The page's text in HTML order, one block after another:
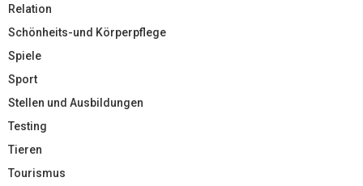
Relation
Schönheits-und Körperpflege
Spiele
Sport
Stellen und Ausbildungen
Testing
Tieren
Tourismus